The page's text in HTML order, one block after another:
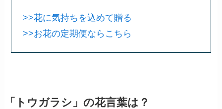
>>花に気持ちを込めて贈る
>>お花の定期便ならこちら
「トウガラシ」の花言葉は？